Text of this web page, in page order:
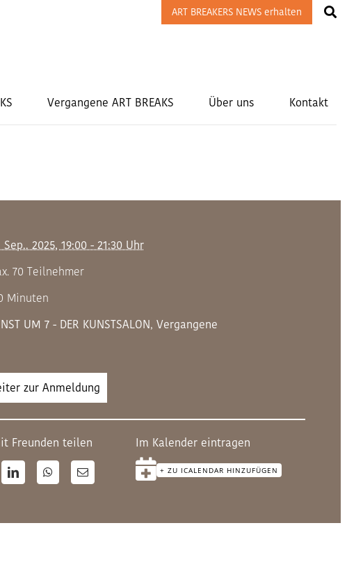
ART BREAKERS NEWS erhalten
Vergangene ART BREAKS Über uns Kontakt
Sep.. 2025, 19:00 - 21:30 Uhr
70 Teilnehmer
Minuten
UM 7 - DER KUNSTSALON,Vergangene
zur Anmeldung
Freunden teilen
LinkedInWhatsApp
E-
Mail
Im Kalender eintragen
+ ZU ICALENDAR HINZUFÜGEN